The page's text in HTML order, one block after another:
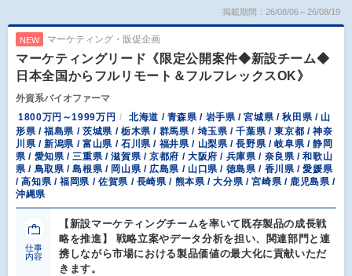
掲載期間：26/08/06～26/08/19
NEW マーケティング・販促企画
マーケティングリード《限定公開案件◆新設チーム◆
日本全国からフルリモート＆フルフレックスOK》
外資系バイオファーマ
1800万円～1999万円
北海道 / 青森県 / 岩手県 / 宮城県 / 秋田県 / 山
形県 / 福島県 / 茨城県 / 栃木県 / 群馬県 / 埼玉県 / 千葉県 / 東京都 / 神奈
川県 / 新潟県 / 富山県 / 石川県 / 福井県 / 山梨県 / 長野県 / 岐阜県 / 静岡
県 / 愛知県 / 三重県 / 滋賀県 / 京都府 / 大阪府 / 兵庫県 / 奈良県 / 和歌山
県 / 鳥取県 / 島根県 / 岡山県 / 広島県 / 山口県 / 徳島県 / 香川県 / 愛媛県
/ 高知県 / 福岡県 / 佐賀県 / 長崎県 / 熊本県 / 大分県 / 宮崎県 / 鹿児島県 /
沖縄県
仕事
内容
【新設マーケティングチームを率いて既存製品の成長戦
略を推進】 戦略立案やデータ分析を担い、関連部門と連
携しながら市場における製品価値の最大化に貢献いただ
きます。